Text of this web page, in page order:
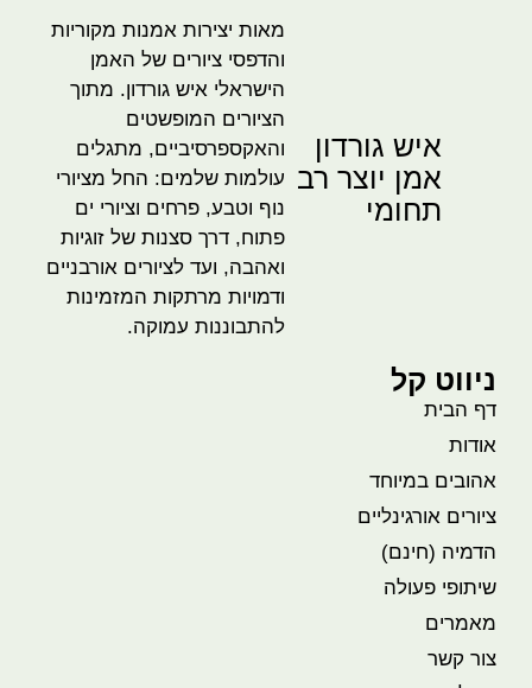
איש גורדון
אמן יוצר רב
תחומי
מאות יצירות אמנות מקוריות
והדפסי ציורים של האמן
הישראלי איש גורדון. מתוך
הציורים המופשטים
והאקספרסיביים, מתגלים
עולמות שלמים: החל מציורי
נוף וטבע, פרחים וציורי ים
פתוח, דרך סצנות של זוגיות
ואהבה, ועד לציורים אורבניים
ודמויות מרתקות המזמינות
להתבוננות עמוקה.
ניווט קל
דף הבית
אודות
אהובים במיוחד
ציורים אורגינליים
הדמיה (חינם)
שיתופי פעולה
מאמרים
צור קשר